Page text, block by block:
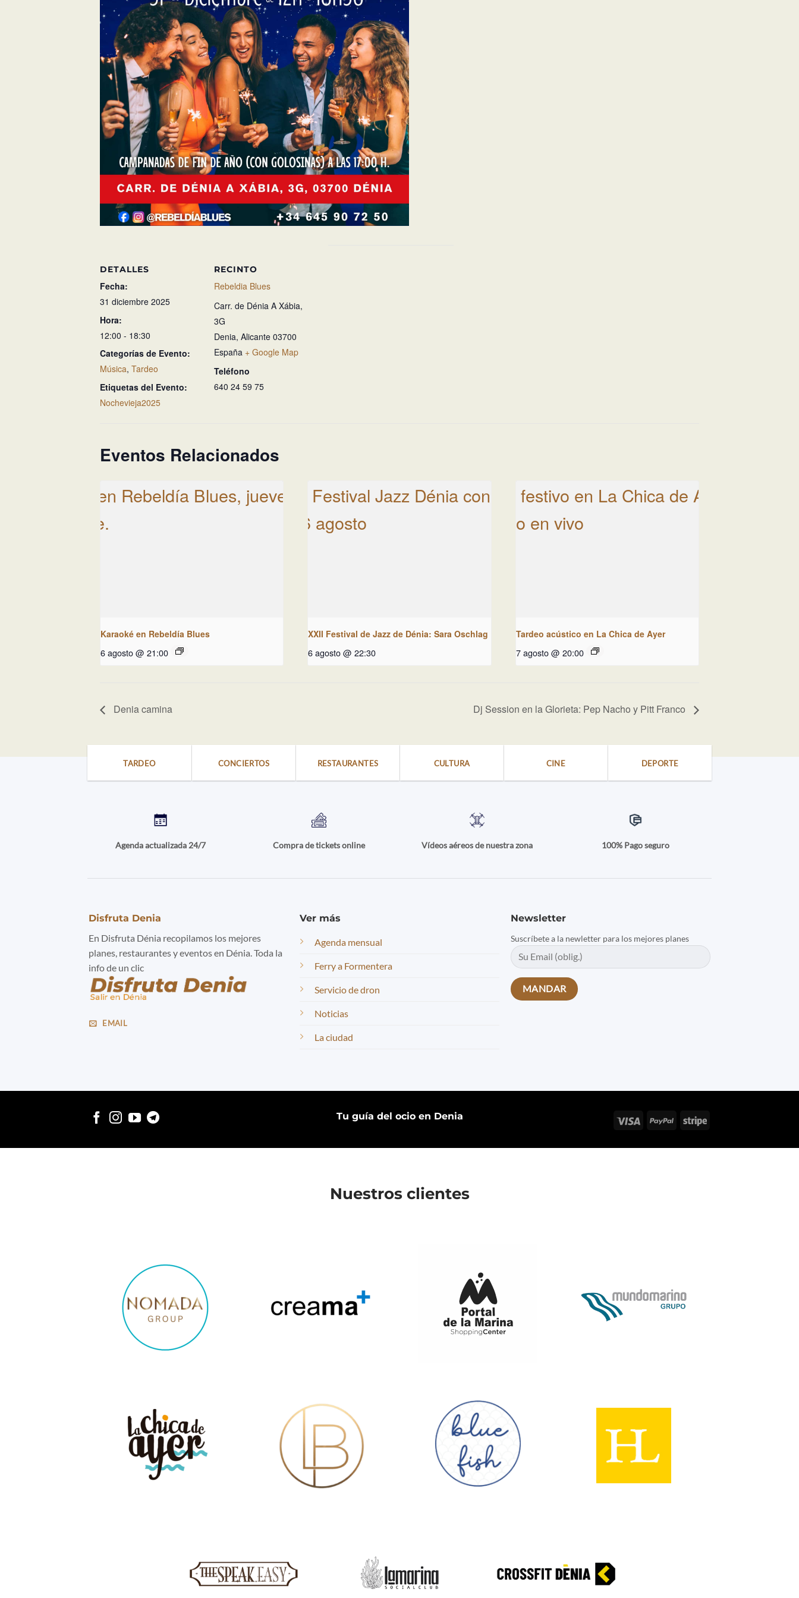
DETALLES
Fecha:
31 diciembre 2025
Hora:
12:00 - 18:30
Categorías de Evento:
Música, Tardeo
Etiquetas del Evento:
Nochevieja2025
RECINTO
Rebeldia Blues
Carr. de Dénia A Xábia,
3G
Denia, Alicante 03700
España + Google Map
Teléfono
640 24 59 75
Eventos Relacionados
Karaoké en Rebeldía Blues
6 agosto @ 21:00
XXII Festival de Jazz de Dénia: Sara Oschlag
6 agosto @ 22:30
Tardeo acústico en La Chica de Ayer
7 agosto @ 20:00
Denia camina Dj Session en la Glorieta: Pep Nacho y Pitt Franco
TARDEO CONCIERTOS RESTAURANTES CULTURA CINE DEPORTE
Agenda actualizada 24/7 Compra de tickets online Vídeos aéreos de nuestra zona 100% Pago seguro
Disfruta Denia
En Disfruta Dénia recopilamos los mejores
planes, restaurantes y eventos en Dénia. Toda la
info de un clic
EMAIL
Ver más
Agenda mensual
Ferry a Formentera
Servicio de dron
Noticias
La ciudad
Newsletter
Suscríbete a la newletter para los mejores planes
Tu guía del ocio en Denia Visa PayPal Stripe
Nuestros clientes